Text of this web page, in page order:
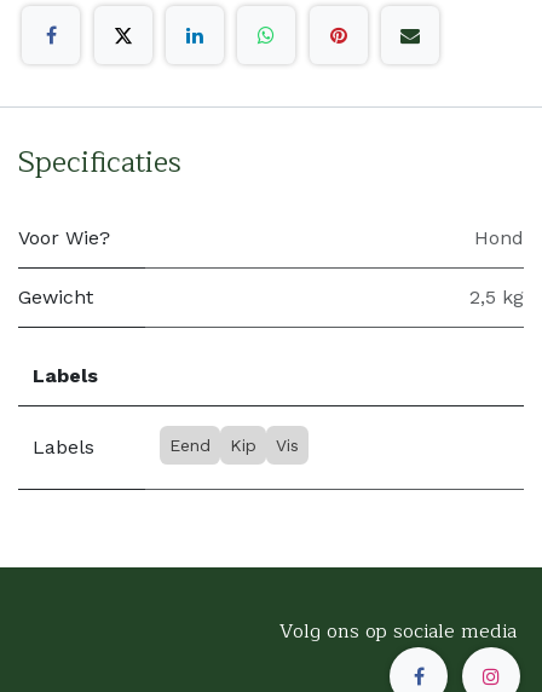
Specificaties
Voor Wie? Hond
Gewicht 2,5 kg
Labels
Labels Eend Kip Vis
Volg ons op sociale media